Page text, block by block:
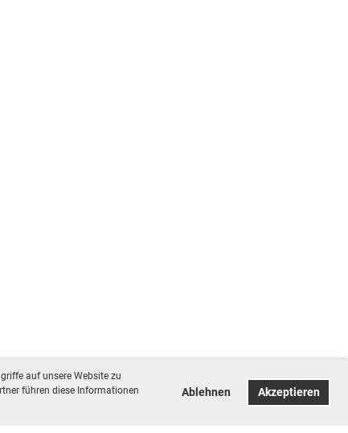
auf unsere Website zu
führen diese Informationen
Ablehnen Akzeptieren